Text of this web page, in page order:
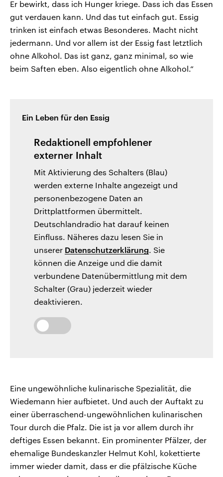
Er bewirkt, dass ich Hunger kriege. Dass ich das Essen
gut verdauen kann. Und das tut einfach gut. Essig
trinken ist einfach etwas Besonderes. Macht nicht
jedermann. Und vor allem ist der Essig fast letztlich
ohne Alkohol. Das ist ganz, ganz minimal, so wie
beim Saften eben. Also eigentlich ohne Alkohol.“
Ein Leben für den Essig
Redaktionell empfohlener
externer Inhalt
Mit Aktivierung des Schalters (Blau)
werden externe Inhalte angezeigt und
personenbezogene Daten an
Drittplattformen übermittelt.
Deutschlandradio hat darauf keinen
Einfluss. Näheres dazu lesen Sie in
unserer Datenschutzerklärung. Sie
können die Anzeige und die damit
verbundene Datenübermittlung mit dem
Schalter (Grau) jederzeit wieder
deaktivieren.
Eine ungewöhnliche kulinarische Spezialität, die
Wiedemann hier aufbietet. Und auch der Auftakt zu
einer überraschend-ungewöhnlichen kulinarischen
Tour durch die Pfalz. Die ist ja vor allem durch ihr
deftiges Essen bekannt. Ein prominenter Pfälzer, der
ehemalige Bundeskanzler Helmut Kohl, kokettierte
immer wieder damit, dass er die pfälzische Küche